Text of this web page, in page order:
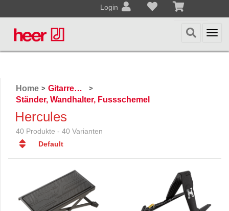
Login
Home > Gitarren / Zupfinstrumente >
Ständer, Wandhalter, Fussschemel
Hercules
40 Produkte - 40 Varianten
Default
Default
Datum
Name